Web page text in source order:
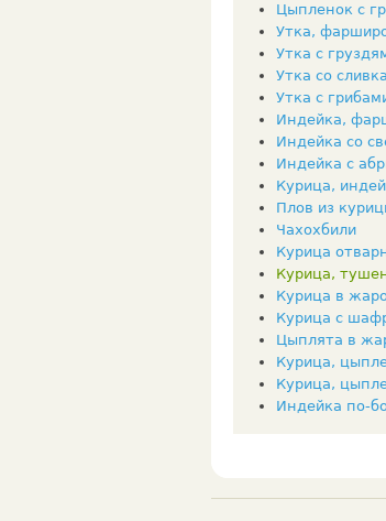
Цыпленок с
Утка,
Утка с
Утка со
Утка с
Индейка,
Индейка со
Индейка с
Курица,
Плов из
Чахохбили
Курица
Курица,
Курица в
Курица с
Цыплята в
Курица,
Курица,
Индейка по-